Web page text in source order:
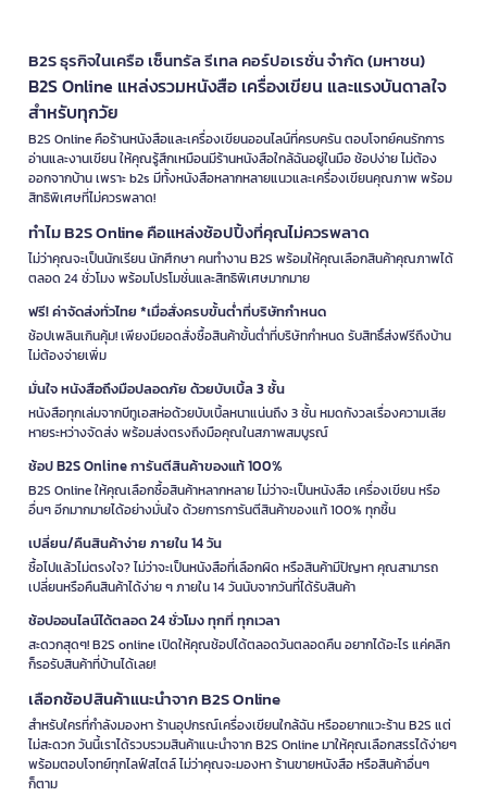
B2S ธุรกิจในเครือ เซ็นทรัล รีเทล คอร์ปอเรชั่น จำกัด (มหาชน)
B2S Online แหล่งรวมหนังสือ เครื่องเขียน และแรงบันดาลใจ
สำหรับทุกวัย
B2S Online คือร้านหนังสือและเครื่องเขียนออนไลน์ที่ครบครัน ตอบโจทย์คนรักการ
อ่านและงานเขียน ให้คุณรู้สึกเหมือนมีร้านหนังสือใกล้ฉันอยู่ในมือ ช้อปง่าย ไม่ต้อง
ออกจากบ้าน เพราะ b2s มีทั้งหนังสือหลากหลายแนวและเครื่องเขียนคุณภาพ พร้อม
สิทธิพิเศษที่ไม่ควรพลาด!
ทำไม B2S Online คือแหล่งช้อปปิ้งที่คุณไม่ควรพลาด
ไม่ว่าคุณจะเป็นนักเรียน นักศึกษา คนทำงาน B2S พร้อมให้คุณเลือกสินค้าคุณภาพได้
ตลอด 24 ชั่วโมง พร้อมโปรโมชั่นและสิทธิพิเศษมากมาย
ฟรี! ค่าจัดส่งทั่วไทย *เมื่อสั่งครบขั้นต่ำที่บริษัทกำหนด
ช้อปเพลินเกินคุ้ม! เพียงมียอดสั่งซื้อสินค้าขั้นต่ำที่บริษัทกำหนด รับสิทธิ์ส่งฟรีถึงบ้าน
ไม่ต้องจ่ายเพิ่ม
มั่นใจ หนังสือถึงมือปลอดภัย ด้วยบับเบิ้ล 3 ชั้น
หนังสือทุกเล่มจากบีทูเอสห่อด้วยบับเบิ้ลหนาแน่นถึง 3 ชั้น หมดกังวลเรื่องความเสีย
หายระหว่างจัดส่ง พร้อมส่งตรงถึงมือคุณในสภาพสมบูรณ์
ช้อป B2S Online การันตีสินค้าของแท้ 100%
B2S Online ให้คุณเลือกซื้อสินค้าหลากหลาย ไม่ว่าจะเป็นหนังสือ เครื่องเขียน หรือ
อื่นๆ อีกมากมายได้อย่างมั่นใจ ด้วยการการันตีสินค้าของแท้ 100% ทุกชิ้น
เปลี่ยน/คืนสินค้าง่าย ภายใน 14 วัน
ซื้อไปแล้วไม่ตรงใจ? ไม่ว่าจะเป็นหนังสือที่เลือกผิด หรือสินค้ามีปัญหา คุณสามารถ
เปลี่ยนหรือคืนสินค้าได้ง่าย ๆ ภายใน 14 วันนับจากวันที่ได้รับสินค้า
ช้อปออนไลน์ได้ตลอด 24 ชั่วโมง ทุกที่ ทุกเวลา
สะดวกสุดๆ! B2S online เปิดให้คุณช้อปได้ตลอดวันตลอดคืน อยากได้อะไร แค่คลิก
ก็รอรับสินค้าที่บ้านได้เลย!
เลือกช้อปสินค้าแนะนำจาก B2S Online
สำหรับใครที่กำลังมองหา ร้านอุปกรณ์เครื่องเขียนใกล้ฉัน หรืออยากแวะร้าน B2S แต่
ไม่สะดวก วันนี้เราได้รวบรวมสินค้าแนะนำจาก B2S Online มาให้คุณเลือกสรรได้ง่ายๆ
พร้อมตอบโจทย์ทุกไลฟ์สไตล์ ไม่ว่าคุณจะมองหา ร้านขายหนังสือ หรือสินค้าอื่นๆ
ก็ตาม